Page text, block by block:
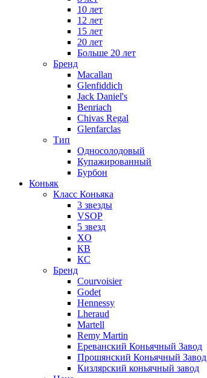
10 лет
12 лет
15 лет
20 лет
Больше 20 лет
Бренд
Macallan
Glenfiddich
Jack Daniel's
Benriach
Chivas Regal
Glenfarclas
Тип
Односолодовый
Купажированный
Бурбон
Коньяк
Класс Коньяка
3 звезды
VSOP
5 звезд
XO
КВ
КС
Бренд
Courvoisier
Godet
Hennessy
Lheraud
Martell
Remy Martin
Ереванский Коньячный Завод
Прошянский Коньячный Завод
Кизлярский коньячный завод